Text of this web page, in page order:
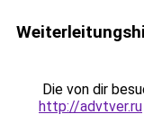
Die von dir
http://advtver.ru